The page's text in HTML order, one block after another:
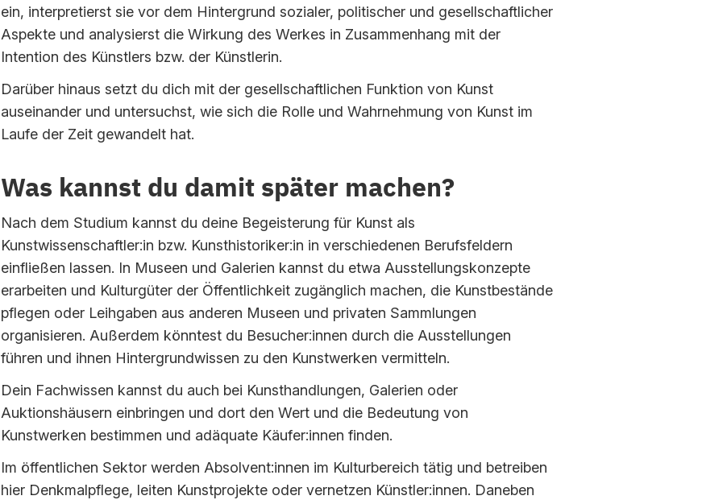
ein, interpretierst sie vor dem Hintergrund sozialer, politischer und gesellschaftlicher
Aspekte und analysierst die Wirkung des Werkes in Zusammenhang mit der
Intention des Künstlers bzw. der Künstlerin.
Darüber hinaus setzt du dich mit der gesellschaftlichen Funktion von Kunst
auseinander und untersuchst, wie sich die Rolle und Wahrnehmung von Kunst im
Laufe der Zeit gewandelt hat.
Was kannst du damit später machen?
Nach dem Studium kannst du deine Begeisterung für Kunst als
Kunstwissenschaftler:in bzw. Kunsthistoriker:in in verschiedenen Berufsfeldern
einfließen lassen. In Museen und Galerien kannst du etwa Ausstellungskonzepte
erarbeiten und Kulturgüter der Öffentlichkeit zugänglich machen, die Kunstbestände
pflegen oder Leihgaben aus anderen Museen und privaten Sammlungen
organisieren. Außerdem könntest du Besucher:innen durch die Ausstellungen
führen und ihnen Hintergrundwissen zu den Kunstwerken vermitteln.
Dein Fachwissen kannst du auch bei Kunsthandlungen, Galerien oder
Auktionshäusern einbringen und dort den Wert und die Bedeutung von
Kunstwerken bestimmen und adäquate Käufer:innen finden.
Im öffentlichen Sektor werden Absolvent:innen im Kulturbereich tätig und betreiben
hier Denkmalpflege, leiten Kunstprojekte oder vernetzen Künstler:innen. Daneben